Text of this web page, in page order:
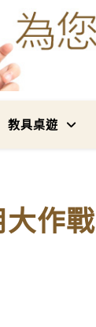
教具桌遊
大作戰